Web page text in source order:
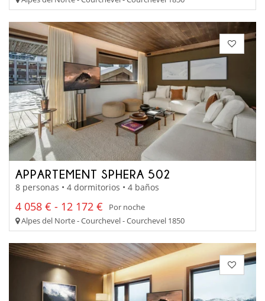
APPARTEMENT SPHERA 502
8 personas • 4 dormitorios • 4 baños
4 058 € - 12 172 €
Por noche
Alpes del Norte - Courchevel - Courchevel 1850